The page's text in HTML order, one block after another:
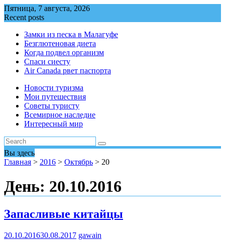
Перейти
к
Пятница, 7 августа, 2026
Recent posts
Замки из песка в Малагуфе
Безглютеновая диета
Когда подвел организм
Спаси сиесту
Air Canada рвет паспорта
Новости туризма
Мои путешествия
Советы туристу
Всемирное наследие
Интересный мир
Вы здесь
Главная > 2016 > Октябрь > 20
День: 20.10.2016
Запасливые китайцы
20.10.201630.08.2017 gawain